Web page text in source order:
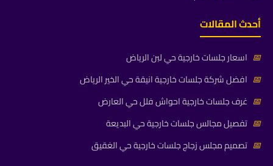
أحدث المقالات
📅 اسعار جلسات خارجية حي لبن الرياض
📅 افضل شركة جلسات خارجية انيقة حي الخير الرياض
📅 غرف جلسات خارجية احواش فلل حي العارض
📅 تفصيل مجالس جلسات خارجية حي البديعة
📅 تصميم مجلس زجاج جلسات خارجية حي الغقيق